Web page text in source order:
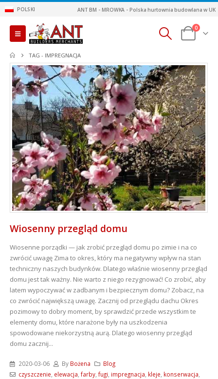
POLSKI ANT BM - MROWKA - Polska hurtownia budowlana w UK
0
TAG - IMPREGNACJA
Wiosenny przegląd domu
Wiosenne porządki — jak zrobić przegląd domu po zimie i na co
zwrócić uwagę Zima to okres, który ma negatywny wpływ na stan
techniczny naszych budynków. Dlatego właśnie wiosenny przegląd
domu jest tak ważny. Nie warto z niego rezygnować! Co zrobić, aby
latem wypoczywać w zadbanym i bezpiecznym domu? Zobacz, na
co zwrócić największą uwagę. Zacznij od przeglądu dachu Okres
pozimowy to dobry moment, by sprawdzić przede wszystkim te
elementy domu, które narażone były na uszkodzenia
spowodowane niekorzystną aurą. Dlatego wiosenny przegląd
domu zacznij...
2020-03-06 By Bożena
Blog
czyszczenie elewacja farby, fugi impregnacja kleje konserwacja